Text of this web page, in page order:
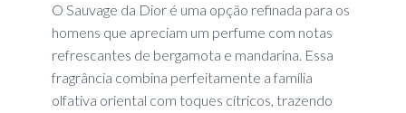
O Sauvage da Dior é uma opção refinada para os
homens que apreciam um perfume com notas
refrescantes de bergamota e mandarina. Essa
fragrância combina perfeitamente a família
olfativa oriental com toques cítricos, trazendo